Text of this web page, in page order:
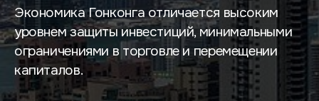
Экономика Гонконга отличается высоким
уровнем защиты инвестиций, минимальными
ограничениями в торговле и перемещении
капиталов.